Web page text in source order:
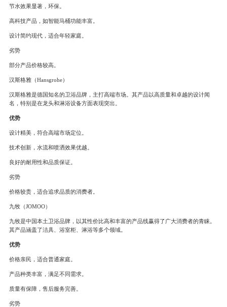
节水效果显著，环保。
高科技产品，如智能马桶功能丰富。
设计简约现代，适合年轻家庭。
劣势
部分产品价格较高。
汉斯格雅（Hansgrohe）
汉斯格雅是德国知名的卫浴品牌，主打高端市场。其产品以高质量和卓越的设计闻
名，特别是在龙头和淋浴设备方面表现突出。
优势
设计精美，符合高端市场定位。
技术创新，水流和喷洒效果优越。
良好的耐用性和品质保证。
劣势
价格较贵，适合追求品质的消费者。
九牧（JOMOO）
九牧是中国本土卫浴品牌，以其性价比高和丰富的产品线赢得了广大消费者的青睐。
其产品涵盖了洁具、浴室柜、淋浴等多个领域。
优势
价格亲民，适合普通家庭。
产品种类丰富，满足不同需求。
质量有保障，售后服务完善。
劣势